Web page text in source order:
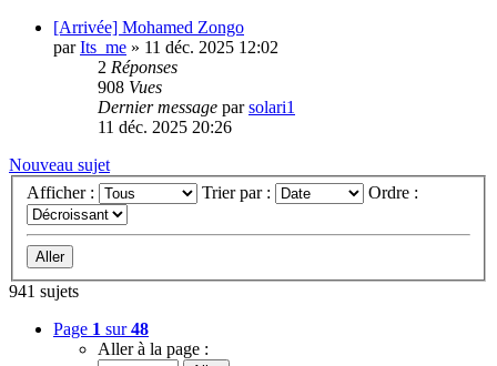
[Arrivée] Mohamed Zongo
parIts_me » 11 déc. 2025 12:02
2 Réponses
908 Vues
Dernier message parsolari1
11 déc. 2025 20:26
Nouveau sujet
Afficher :
Trier par : Ordre :
941 sujets
Page 1 sur48
Aller à la page :